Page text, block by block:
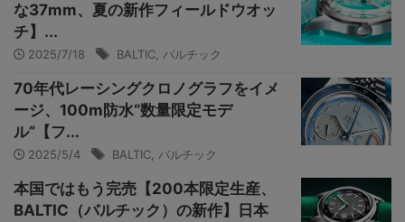
な37mm、夏の新作フィールドウオッ
チ】...
2025/7/18 BALTIC バルチック
70年代レーシングクロノグラフをイメ
ージ、100m防水“数量限定モデ
ル”【フ...
2025/5/4 BALTIC バルチック
本国ではもう完売【200本限定生産、
BALTIC（バルチック）の新作】日本